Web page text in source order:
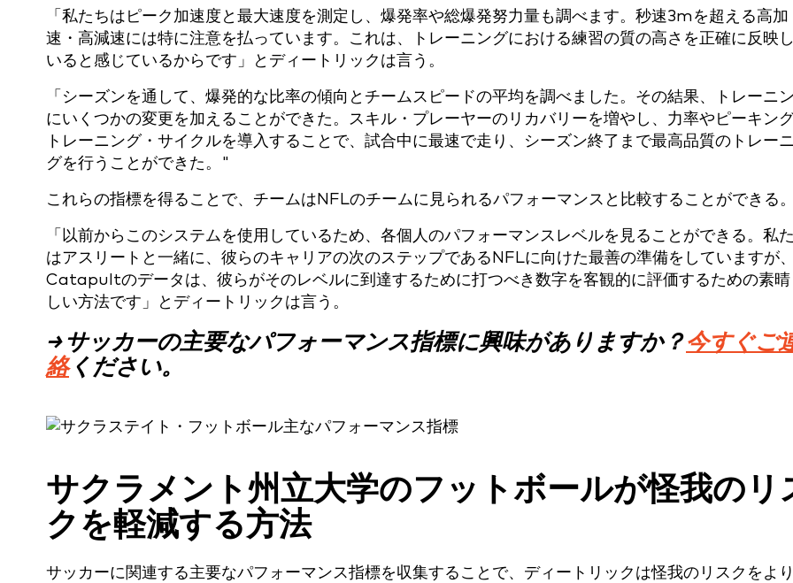
「私たちはピーク加速度と最大速度を測定し、爆発率や総爆発努力量も調べます。秒速3mを超える高加
速・高減速には特に注意を払っています。これは、トレーニングにおける練習の質の高さを正確に反映
いると感じているからです」とディートリックは言う。
「シーズンを通して、爆発的な比率の傾向とチームスピードの平均を調べました。その結果、トレーニ
にいくつかの変更を加えることができた。スキル・プレーヤーのリカバリーを増やし、力率やピーキン
トレーニング・サイクルを導入することで、試合中に最速で走り、シーズン終了まで最高品質のトレー
グを行うことができた。"
これらの指標を得ることで、チームはNFLのチームに見られるパフォーマンスと比較することができる
「以前からこのシステムを使用しているため、各個人のパフォーマンスレベルを見ることができる。私
はアスリートと一緒に、彼らのキャリアの次のステップであるNFLに向けた最善の準備をしていますが
Catapultのデータは、彼らがそのレベルに到達するために打つべき数字を客観的に評価するための素晴
しい方法です」とディートリックは言う。
→ サッカーの主要なパフォーマンス指標に興味がありますか？今すぐご
絡ください。
サクラメント州立大学のフットボールが怪我のリ
クを軽減する方法
サッカーに関連する主要なパフォーマンス指標を収集することで、ディートリックは怪我のリスクをよ